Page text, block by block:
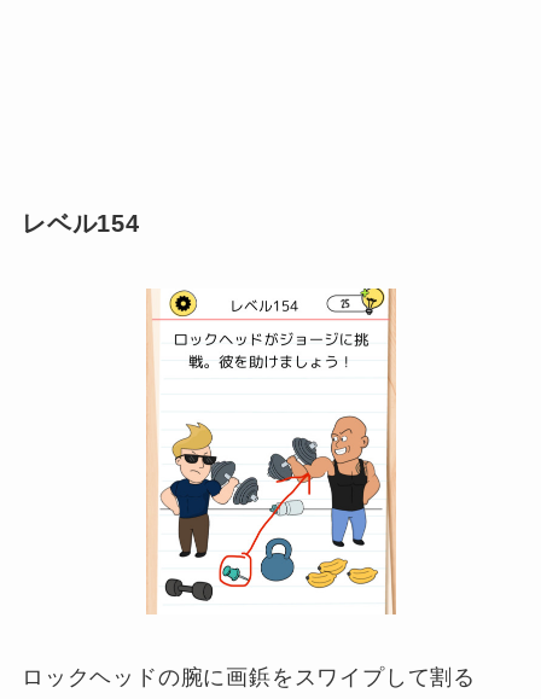
レベル154
ロックヘッドの腕に画鋲をスワイプして割る